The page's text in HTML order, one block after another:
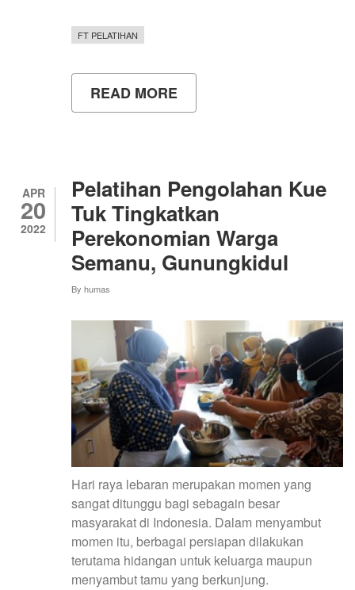
FT PELATIHAN
READ MORE
CALON
FT
UNY
DIBEKALI
SERTIFIKASI
SKK
KONSTRUKSI
APR
20
2022
Pelatihan Pengolahan Kue
Tuk Tingkatkan
Perekonomian Warga
Semanu, Gunungkidul
By humas
Hari raya lebaran merupakan momen yang
sangat ditunggu bagi sebagain besar
masyarakat di Indonesia. Dalam menyambut
momen itu, berbagai persiapan dilakukan
terutama hidangan untuk keluarga maupun
menyambut tamu yang berkunjung.